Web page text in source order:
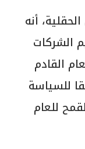
أنه
الشركات
القادم
للسياسة
للعام